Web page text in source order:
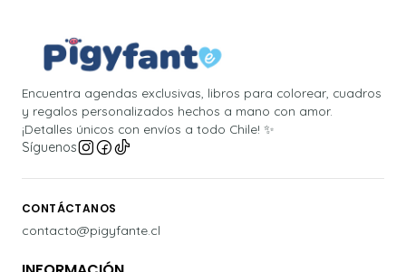
Encuentra agendas exclusivas, libros para colorear, cuadros
y regalos personalizados hechos a mano con amor.
¡Detalles únicos con envíos a todo Chile! ✨
Síguenos
CONTÁCTANOS
contacto@pigyfante.cl